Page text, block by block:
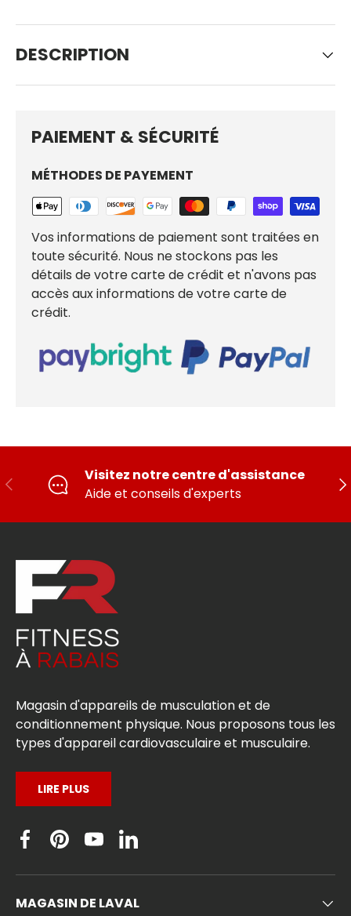
DESCRIPTION
PAIEMENT & SÉCURITÉ
MÉTHODES DE PAYEMENT
Vos informations de paiement sont traitées en
toute sécurité. Nous ne stockons pas les
détails de votre carte de crédit et n'avons pas
accès aux informations de votre carte de
crédit.
PRÉCÉDENT
Visitez notre centre d'assistance
Aide et conseils d'experts
Magasin d'appareils de musculation et de
conditionnement physique. Nous proposons tous les
types d'appareil cardiovasculaire et musculaire.
LIRE PLUS
Facebook
PinterestYouTubeLinkedin
MAGASIN DE LAVAL